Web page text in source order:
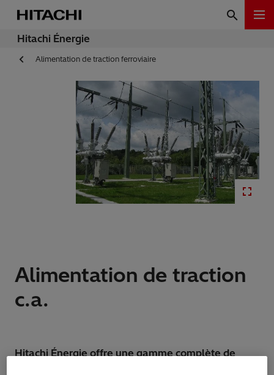
Hitachi Énergie
Alimentation de traction ferroviaire
Alimentation de traction
c.a.
Hitachi Énergie offre une gamme complète de